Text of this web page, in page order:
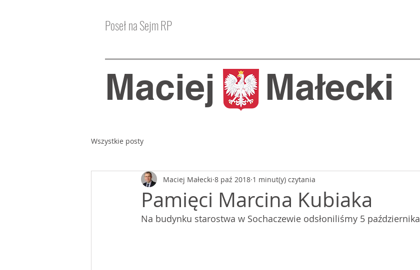
Maciej Małecki
Poseł na Sejm RP
Wszystkie posty
Pamięci Marcina Kubiaka
Maciej Małecki 8 paź 2018 1 minut(y) czytania
Na budynku starostwa w Sochaczewie odsłoniliśmy 5 października